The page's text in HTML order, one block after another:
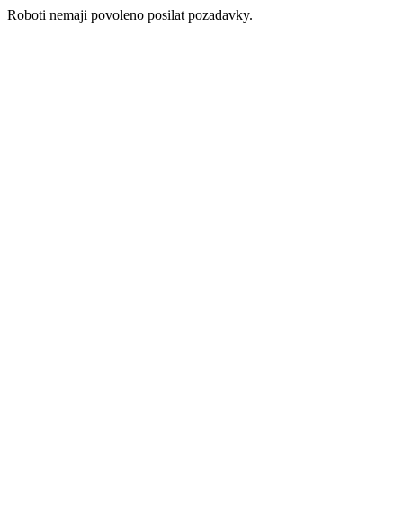
Roboti nemaji povoleno posilat pozadavky.